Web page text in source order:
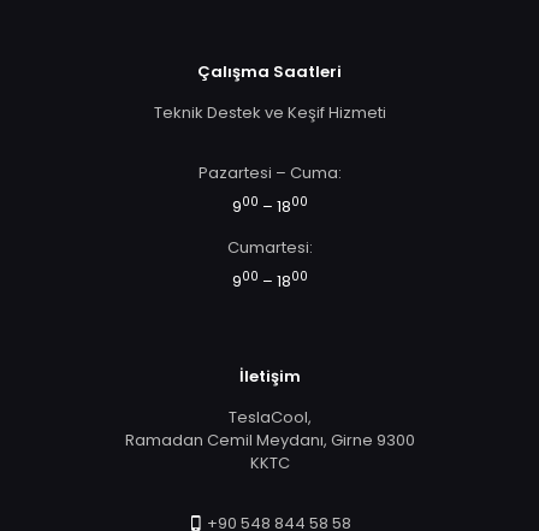
Çalışma Saatleri
Teknik Destek ve Keşif Hizmeti
Pazartesi – Cuma:
900 – 1800
Cumartesi:
900 – 1800
İletişim
TeslaCool,
Ramadan Cemil Meydanı, Girne 9300
KKTC
+90 548 844 58 58